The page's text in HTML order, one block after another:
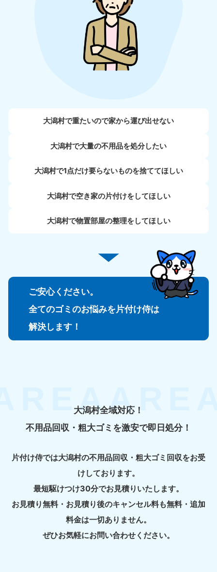
大潟村で重たいので家から運び出せない
大潟村で大量の不用品を処分したい
大潟村で1点だけ要らないものを捨ててほしい
大潟村で空き家の片付けをしてほしい
大潟村で物置部屋の整理をしてほしい
ご安心ください。
全てのゴミのお悩みを片付け侍は
解決します！
大潟村全域対応！
不用品回収・粗大ゴミを激安で即日処分！
片付け侍では大潟村の不用品回収・粗大ゴミ回収をお受
けしております。
最短駆けつけ30分でお見積りいたします。
お見積り無料・お見積り後のキャンセル料も無料・追加
料金は一切ありません。
ぜひお気軽にお問い合わせください。